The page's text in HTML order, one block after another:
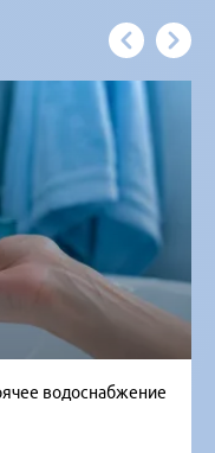
водоснабжение